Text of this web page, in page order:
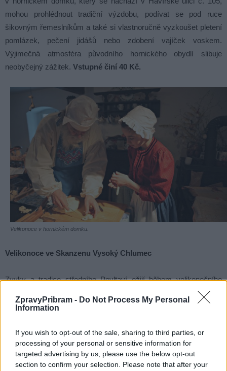
ZpravyPribram - Do Not Process My Personal
Information
If you wish to opt-out of the sale, sharing to third parties, or
processing of your personal or sensitive information for
targeted advertising by us, please use the below opt-out
section to confirm your selection. Please note that after your
mohou prohlédnout tradiční výzdobu, podívat se pod ruce
šikovným řemeslníkům a také si vlastnoručně vyzkoušet pletení
pomlázek, pečení jidášů nebo zdobení vajíček voskem.
Výjimečná atmosféra původního hornického obydlí slibuje
neobyčejný zážitek. Vstupné činí 40 Kč.
Velikonoce v hornickém domku.
Velikonoce ve Skanzenu Vysoký Chlumec
Zvyky a tradice středního Povltaví ožijí během velikonočního
programu ve Skanzenu Vysoký Chlumec, pobočce Hornického
muzea Příbram, ve dnech
6. 4.–9. 4. 2023 od 9 do 17 hodin
pletení pomlázek, zdobení kraslic voskem i sítinou
(doporučujeme si vzít vlastní vyfouklá nebo uvařená vejce)
a drátování. Uvidíte, jak fungoval vodní mlýn, předení na